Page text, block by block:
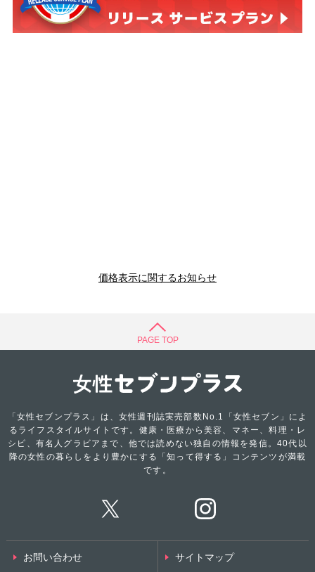
価格表示に関するお知らせ
PAGE TOP
「女性セブンプラス」は、女性週刊誌実売部数No.1「女性セブン」によ
るライフスタイルサイトです。健康・医療から美容、マネー、料理・レ
シピ、有名人グラビアまで、他では読めない独自の情報を発信。40代以
降の女性の暮らしをより豊かにする「知って得する」コンテンツが満載
です。
お問い合わせ サイトマップ